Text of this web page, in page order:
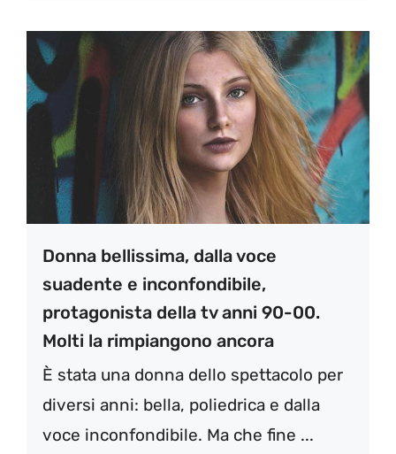
Donna bellissima, dalla voce
suadente e inconfondibile,
protagonista della tv anni 90-00.
Molti la rimpiangono ancora
È stata una donna dello spettacolo per
diversi anni: bella, poliedrica e dalla
voce inconfondibile. Ma che fine ...